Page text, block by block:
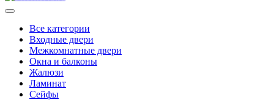
Все категории
Входные двери
Межкомнатные двери
Окна и балконы
Жалюзи
Ламинат
Сейфы